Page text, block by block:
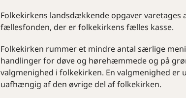
Folkekirkens landsdækkende opgaver
fællesfonden, der er folkekirkens fælles kasse.
Folkekirken rummer et mindre antal særlige
handlinger for døve og hørehæmmede og på
valgmenighed i folkekirken. En valgmenighed
uafhængig af den øvrige del af folkekirken.